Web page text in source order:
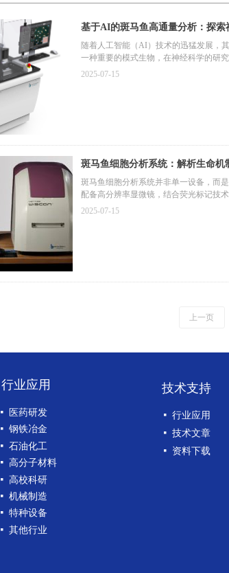
基于AI的斑马鱼高通量分析：探索
随着人工智能（AI）技术的迅猛发展，
一种重要的模式生物，在神经科学的研
2025-07-15
斑马鱼细胞分析系统：解析生命机
斑马鱼细胞分析系统并非单一设备，而
配备高分辨率显微镜，结合荧光标记技
统可在不同时间点对同一批样本进行连
2025-07-15
上一页
行业应用
넷 医药研发
넷 钢铁冶金
넷 石油化工
넷 高分子材料
넷 高校科研
넷 机械制造
넷 特种设备
넷 其他行业
넷 行业应用
넷 技术文章
넷 资料下载
技术支持